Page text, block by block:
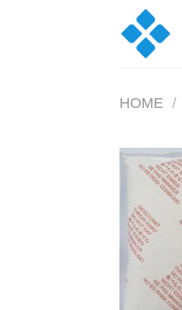
HOME /